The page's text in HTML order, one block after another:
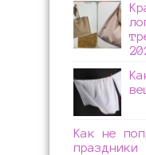
Как не
праздники